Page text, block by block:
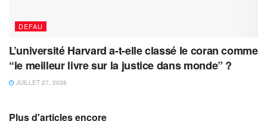
DEFAU
L’université Harvard a-t-elle classé le coran comme
“le meilleur livre sur la justice dans monde” ?
JUILLET 27, 2026
Plus d'articles encore